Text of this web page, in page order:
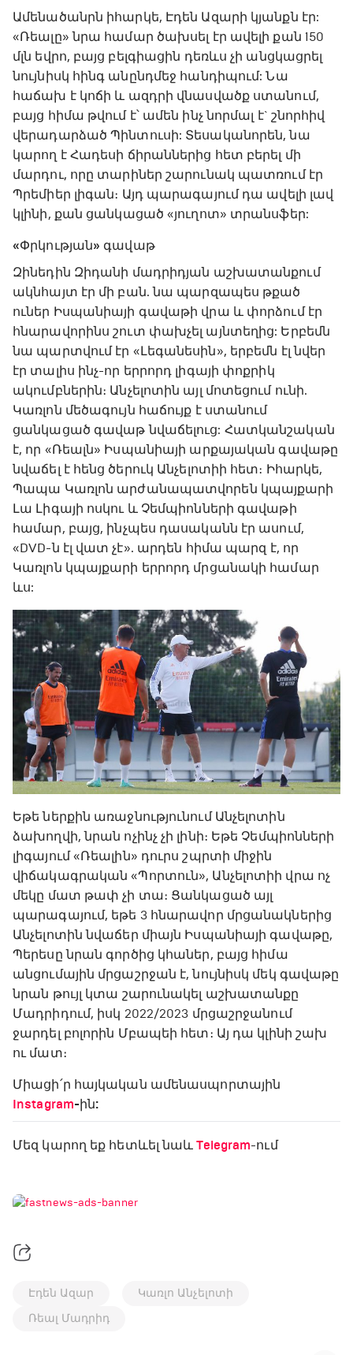
Ամենածանրն իհարկե, Էդեն Ազարի կյանքն էր:
«Ռեալը» նրա համար ծախսել էր ավելի քան 150
մլն եվրո, բայց բելգիացին դեռևս չի անցկացրել
նույնիսկ հինգ անընդմեջ հանդիպում: Նա
հաճախ է կոճի և ազդրի վնասվածք ստանում,
բայց հիմա թվում է՝ ամեն ինչ նորմալ է` շնորհիվ
վերադարձած Պինտուսի: Տեսականորեն, նա
կարող է Հադեսի ճիրաններից հետ բերել մի
մարդու, որը տարիներ շարունակ պատռում էր
Պրեմիեր լիգան։ Այդ պարագայում դա ավելի լավ
կլինի, քան ցանկացած «յուղոտ» տրանսֆեր:
«Փրկության» գավաթ
Զինեդին Զիդանի մադրիդյան աշխատանքում
ակնհայտ էր մի բան. նա պարզապես թքած
ուներ Իսպանիայի գավաթի վրա և փորձում էր
հնարավորինս շուտ փախչել այնտեղից: Երբեմն
նա պարտվում էր «Լեգանեսին», երբեմն էլ նվեր
էր տալիս ինչ-որ երրորդ լիգայի փոքրիկ
ակումբներին։ Անչելոտին այլ մոտեցում ունի.
Կառլոն մեծագույն հաճույք է ստանում
ցանկացած գավաթ նվաճելուց: Հատկանշական
է, որ «Ռեալն» Իսպանիայի արքայական գավաթը
նվաճել է հենց ծերուկ Անչելոտիի հետ։ Իհարկե,
Պապա Կառլոն արժանապատվորեն կպայքարի
Լա Լիգայի ոսկու և Չեմպիոնների գավաթի
համար, բայց, ինչպես դասականն էր ասում,
«DVD-ն էլ վատ չէ». արդեն հիմա պարզ է, որ
Կառլոն կպայքարի երրորդ մրցանակի համար
ևս:
Եթե ներքին առաջնությունում Անչելոտին
ձախողվի, նրան ոչինչ չի լինի։ Եթե Չեմպիոնների
լիգայում «Ռեալին» դուրս շպրտի միջին
վիճակագրական «Պորտուն», Անչելոտիի վրա ոչ
մեկը մատ թափ չի տա։ Ցանկացած այլ
պարագայում, եթե 3 հնարավոր մրցանակներից
Անչելոտին նվաճեր միայն Իսպանիայի գավաթը,
Պերեսը նրան գործից կհաներ, բայց հիմա
անցումային մրցաշրջան է, նույնիսկ մեկ գավաթը
նրան թույլ կտա շարունակել աշխատանքը
Մադրիդում, իսկ 2022/2023 մրցաշրջանում
ջարդել բոլորին Մբապեի հետ։ Այ դա կլինի շախ
ու մատ։
Միացի՛ր հայկական ամենասպորտային
Instagram-ին:
Մեզ կարող եք հետևել նաև Telegram-ում
Էդեն Ազար
Կառլո Անչելոտի
Ռեալ Մադրիդ